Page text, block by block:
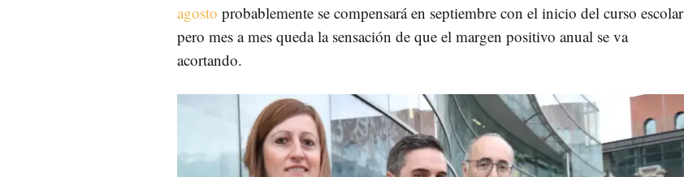
agosto probablemente se compensará en septiembre con el inicio del curso escolar
pero mes a mes queda la sensación de que el margen positivo anual se va
acortando.